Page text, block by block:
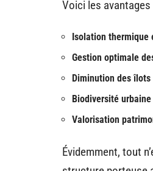
Voici les
Isolation thermique
Gestion optimale
Diminution des
Biodiversité
Valorisation
Évidemment, tout